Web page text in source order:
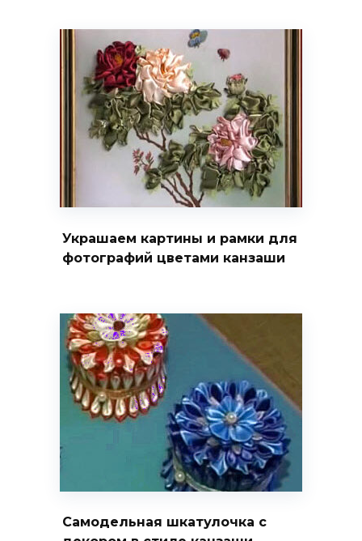
Украшаем картины и рамки для
фотографий цветами канзаши
Самодельная шкатулочка с